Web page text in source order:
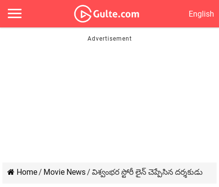
English
Home/ Movie News/ విశ్వంభర స్టోరీ లైన్ చెప్పేసిన దర్శకుడు